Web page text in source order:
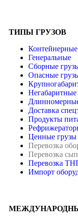
ТИПЫ ГРУЗОВ
Генеральные
Сборные
Опасные
Негабаритные
Доставка
Продукты
Ценные грузы
Перевозка
Перевозка
Перевозка
Импорт